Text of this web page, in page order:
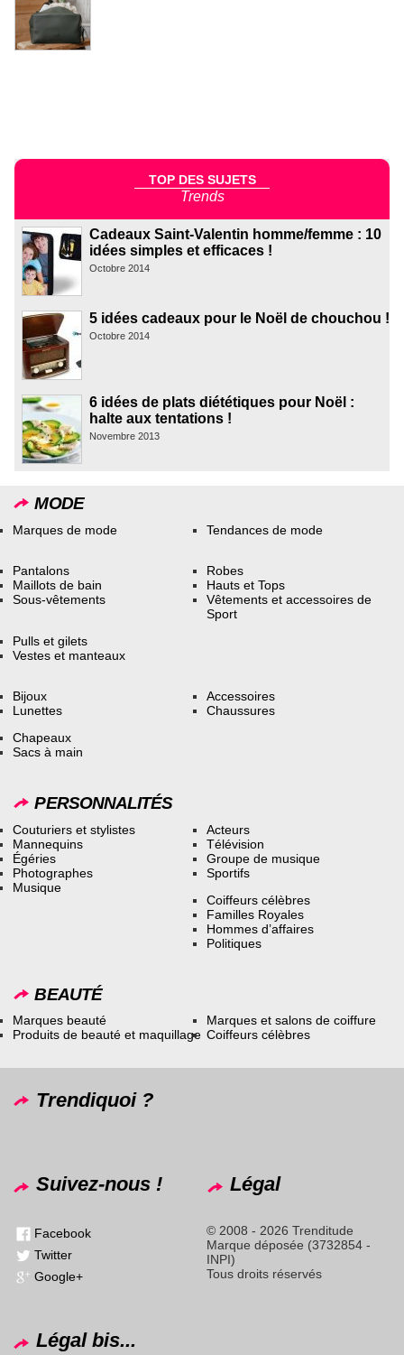
TOP DES SUJETS
Trends
Cadeaux Saint-Valentin homme/femme : 10
idées simples et efficaces !
Octobre 2014
5 idées cadeaux pour le Noël de chouchou !
Octobre 2014
6 idées de plats diététiques pour Noël :
halte aux tentations !
Novembre 2013
MODE
Marques de mode Tendances de mode
Pantalons
Maillots de bain
Sous-vêtements
Robes
Hauts et Tops
Vêtements et accessoires de
Sport
Pulls et gilets
Vestes et manteaux
Bijoux
Lunettes
Accessoires
Chaussures
Chapeaux
Sacs à main
PERSONNALITÉS
Couturiers et stylistes
Mannequins
Égéries
Photographes
Musique
Acteurs
Télévision
Groupe de musique
Sportifs
Coiffeurs célèbres
Familles Royales
Hommes d’affaires
Politiques
BEAUTÉ
Marques beauté
Produits de beauté et maquillage
Marques et salons de coiffure
Coiffeurs célèbres
Trendiquoi ?
Suivez-nous !
Facebook
Twitter
Google+
Légal
© 2008 - 2026 Trenditude
Marque déposée (3732854 -
INPI)
Tous droits réservés
Légal bis...